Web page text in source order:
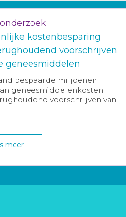
kostenbesparing
voorschrijven
geneesmiddelen
bespaarde miljoenen
geneesmiddelenkosten
voorschrijven van
meer